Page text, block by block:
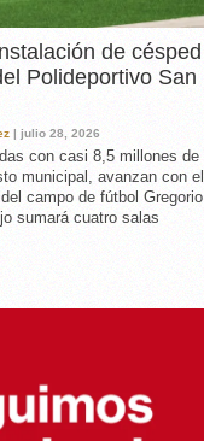
de césped
Polideportivo San
| julio 28, 2026
con casi 8,5 millones de
municipal, avanzan con el
campo de fútbol Gregorio
sumará cuatro salas